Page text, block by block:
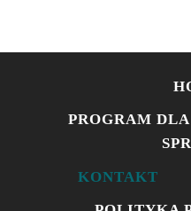
PROGRAM
KONTAKT